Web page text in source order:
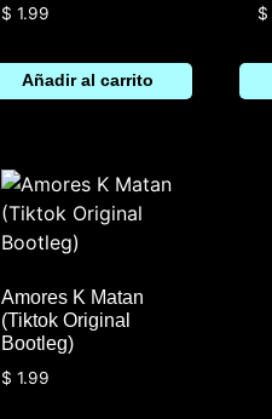
$ 1.99
Añadir al carrito
$
Amores K Matan
(Tiktok Original
Bootleg)
$ 1.99